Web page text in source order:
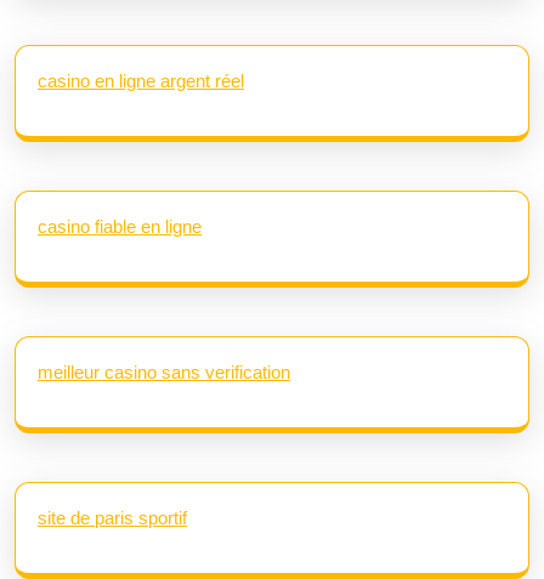
casino en ligne argent réel
casino fiable en ligne
meilleur casino sans verification
site de paris sportif